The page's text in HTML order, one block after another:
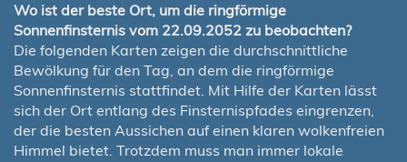
Wo ist der beste Ort, um die ringförmige
Sonnenfinsternis vom 22.09.2052 zu beobachten?
Die folgenden Karten zeigen die durchschnittliche
Bewölkung für den Tag, an dem die ringförmige
Sonnenfinsternis stattfindet. Mit Hilfe der Karten lässt
sich der Ort entlang des Finsternispfades eingrenzen,
der die besten Aussichen auf einen klaren wolkenfreien
Himmel bietet. Trotzdem muss man immer lokale